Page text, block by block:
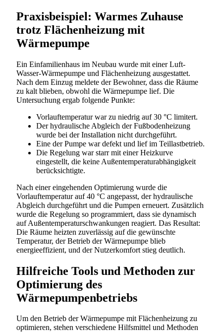
Praxisbeispiel: Warmes Zuhause
trotz Flächenheizung mit
Wärmepumpe
Ein Einfamilienhaus im Neubau wurde mit einer Luft-
Wasser-Wärmepumpe und Flächenheizung ausgestattet.
Nach dem Einzug meldete der Bewohner, dass die Räume
zu kalt blieben, obwohl die Wärmepumpe lief. Die
Untersuchung ergab folgende Punkte:
Vorlauftemperatur war zu niedrig auf 30 °C limitert.
Der hydraulische Abgleich der Fußbodenheizung
wurde bei der Installation nicht durchgeführt.
Eine der Pumpe war defekt und lief im Teillastbetrieb.
Die Regelung war starr mit einer Heizkurve
eingestellt, die keine Außentemperaturabhängigkeit
berücksichtigte.
Nach einer eingehenden Optimierung wurde die
Vorlauftemperatur auf 40 °C angepasst, der hydraulische
Abgleich durchgeführt und die Pumpen erneuert. Zusätzlich
wurde die Regelung so programmiert, dass sie dynamisch
auf Außentemperaturschwankungen reagiert. Das Resultat:
Die Räume heizten zuverlässig auf die gewünschte
Temperatur, der Betrieb der Wärmepumpe blieb
energieeffizient, und der Nutzerkomfort stieg deutlich.
Hilfreiche Tools und Methoden zur
Optimierung des
Wärmepumpenbetriebs
Um den Betrieb der Wärmepumpe mit Flächenheizung zu
optimieren, stehen verschiedene Hilfsmittel und Methoden